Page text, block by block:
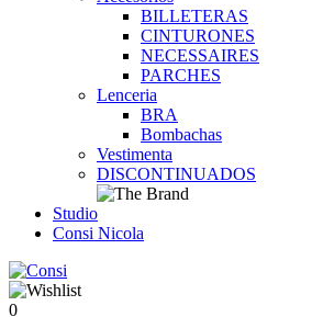
BILLETERAS
CINTURONES
NECESSAIRES
PARCHES
Lenceria
BRA
Bombachas
Vestimenta
DISCONTINUADOS
Studio
Consi Nicola
0